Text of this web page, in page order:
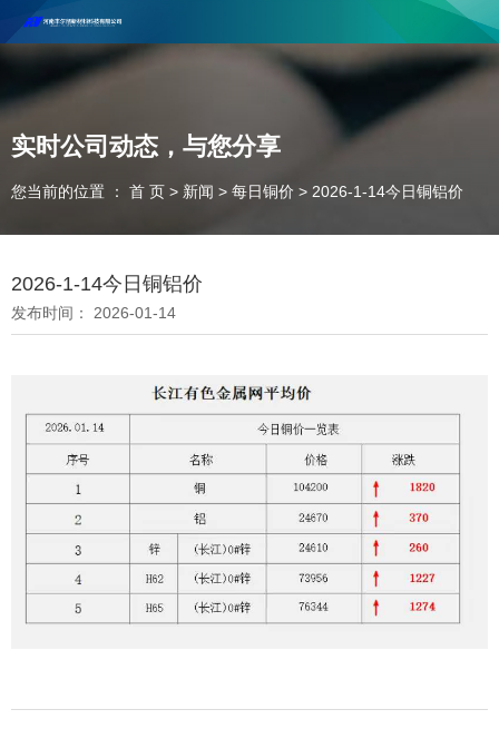
河南丰尔彻新材料科技有限公司欢迎合作咨询！
联系电话：18037947756
实时公司动态，与您分享
您当前的位置 ： 首 页 > 新闻 > 每日铜价 > 2026-1-14今日铜铝价
2026-1-14今日铜铝价
发布时间： 2026-01-14